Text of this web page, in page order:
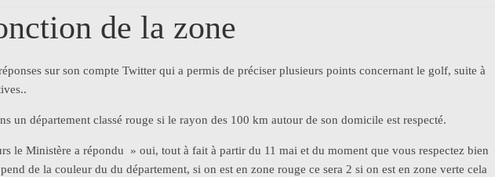
de la zone
sur son compte Twitter qui a permis de préciser plusieurs points concernant le golf, suite à
un département classé rouge si le rayon des 100 km autour de son domicile est respecté.
le Ministère a répondu » oui, tout à fait à partir du 11 mai et du moment que vous respectez bien
de la couleur du du département, si on est en zone rouge ce sera 2 si on est en zone verte cela